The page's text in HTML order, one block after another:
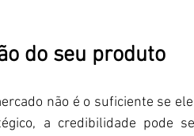
do seu produto
não é o suficiente se
a credibilidade pode